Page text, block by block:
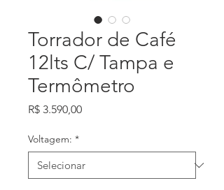
Torrador de Café
12lts C/ Tampa e
Termômetro
R$ 3.590,00Preço
Voltagem: *